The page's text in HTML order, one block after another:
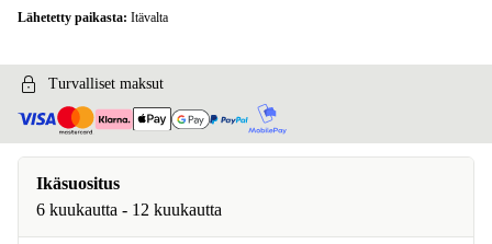
Lähetetty paikasta: Itävalta
Turvalliset maksut
Ikäsuositus
6 kuukautta - 12 kuukautta